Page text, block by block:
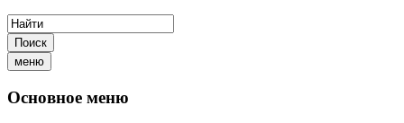
Поиск
меню
Основное меню